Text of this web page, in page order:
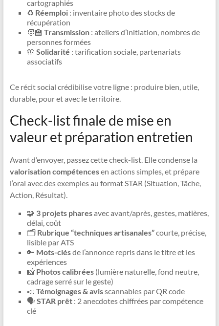
cartographiés
♻️ Réemploi: inventaire photo des stocks de
récupération
🧑‍🏫 Transmission: ateliers d’initiation, nombres de
personnes formées
🤲 Solidarité : tarification sociale, partenariats
associatifs
Ce récit social crédibilise votre ligne : produire bien, utile,
durable, pour et avec le territoire.
Check-list finale de mise en
valeur et préparation entretien
Avant d’envoyer, passez cette check-list. Elle condense la
valorisation compétencesen actions simples, et prépare
l’oral avec des exemples au format STAR (Situation, Tâche,
Action, Résultat).
🧩 3 projets pharesavec avant/après, gestes, matières,
délai, coût
🗂️ Rubrique “techniques artisanales”courte, précise,
lisible par ATS
🔑 Mots-clésde l’annonce repris dans le titre et les
expériences
📸 Photos calibrées(lumière naturelle, fond neutre,
cadrage serré sur le geste)
📣 Témoignages & avisscannables par QR code
🗣️STAR prêt: 2 anecdotes chiffrées par compétence
clé